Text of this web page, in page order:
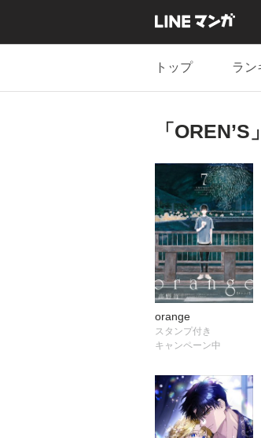
トップ ラン
「
orange
スタンプ付き
キャンペーン中